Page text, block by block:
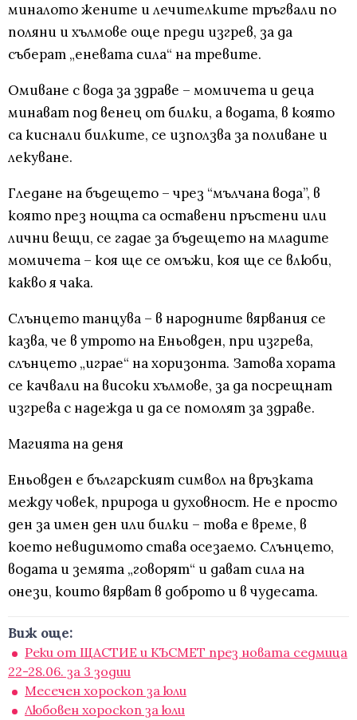
миналото жените и лечителките тръгвали по
поляни и хълмове още преди изгрев, за да
съберат „еневата сила“ на тревите.
Омиване с вода за здраве – момичета и деца
минават под венец от билки, а водата, в която
са киснали билките, се използва за поливане и
лекуване.
Гледане на бъдещето – чрез “мълчана вода”, в
която през нощта са оставени пръстени или
лични вещи, се гадае за бъдещето на младите
момичета – коя ще се омъжи, коя ще се влюби,
какво я чака.
Слънцето танцува – в народните вярвания се
казва, че в утрото на Еньовден, при изгрева,
слънцето „играе“ на хоризонта. Затова хората
се качвали на високи хълмове, за да посрещнат
изгрева с надежда и да се помолят за здраве.
Магията на деня
Еньовден е българският символ на връзката
между човек, природа и духовност. Не е просто
ден за имен ден или билки – това е време, в
което невидимото става осезаемо. Слънцето,
водата и земята „говорят“ и дават сила на
онези, които вярват в доброто и в чудесата.
Виж още:
Реки от ЩАСТИЕ и КЪСМЕТ през новата седмица
22-28.06. за 3 зодии
Месечен хороскоп за юли
Любовен хороскоп за юли